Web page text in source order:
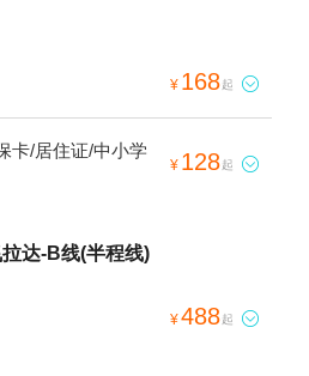
¥ 168起 
卡/居住证/中小学
¥ 128起 
达-B线(半程线)
¥488起 